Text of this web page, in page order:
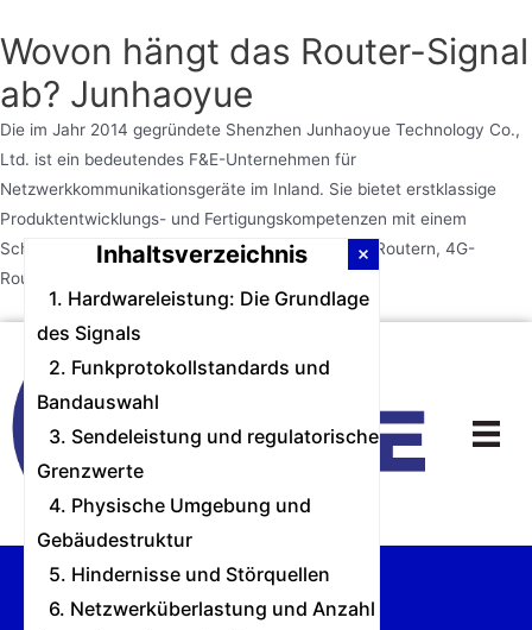
Wovon hängt das Router-Signal
ab? Junhaoyue
Die im Jahr 2014 gegründete Shenzhen Junhaoyue Technology Co.,
Ltd. ist ein bedeutendes F&E-Unternehmen für
Netzwerkkommunikationsgeräte im Inland. Sie bietet erstklassige
Produktentwicklungs- und Fertigungskompetenzen mit einem
Schwerpunkt auf 5G-Routern, drahtlosen WLAN-Routern, 4G-
Routern und WLAN-Routern.
springen
Inhaltsverzeichnis
1. Hardwareleistung: Die Grundlage
des Signals
2. Funkprotokollstandards und
Bandauswahl
3. Sendeleistung und regulatorische
Grenzwerte
4. Physische Umgebung und
Gebäudestruktur
5. Hindernisse und Störquellen
6. Netzwerküberlastung und Anzahl